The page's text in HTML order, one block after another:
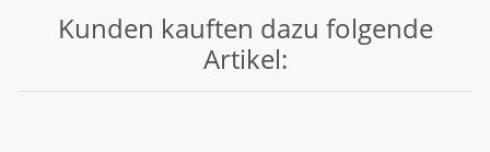
Kunden kauften dazu folgende
Artikel: